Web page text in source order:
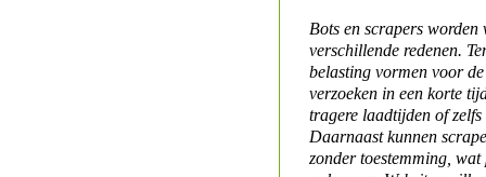
Bots en scrapers worden
verschillende redenen.
belasting vormen voor
verzoeken in een korte
tragere laadtijden of
Daarnaast kunnen
zonder toestemming,